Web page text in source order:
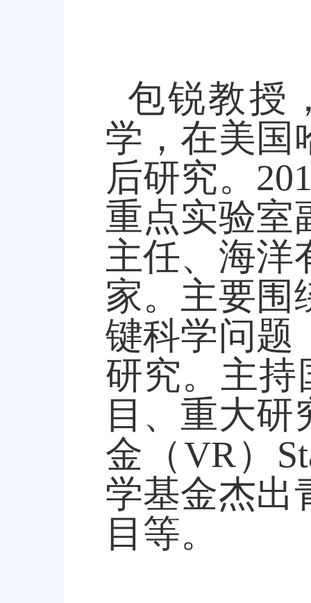
包锐教授
学，在美国
后研究。
重点实验室
主任、海洋
家。主要围
键科学问题
研究。主持
目、重大
金（VR）
学基金杰出
目等。